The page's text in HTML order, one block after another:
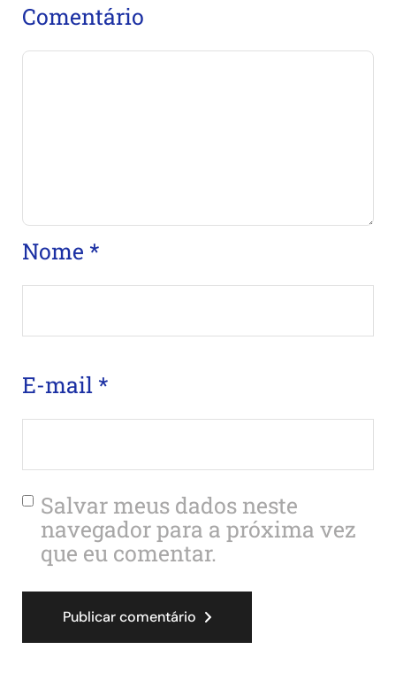
Comentário
Nome *
E-mail *
Salvar meus dados neste
navegador para a próxima vez
que eu comentar.
Publicar comentário